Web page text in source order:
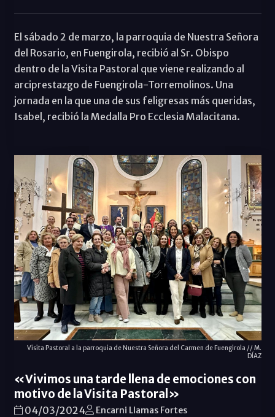
El sábado 2 de marzo, la parroquia de Nuestra Señora
del Rosario, en Fuengirola, recibió al Sr. Obispo
dentro de la Visita Pastoral que viene realizando al
arciprestazgo de Fuengirola-Torremolinos. Una
jornada en la que una de sus feligresas más queridas,
Isabel, recibió la Medalla Pro Ecclesia Malacitana.
Visita Pastoral a la parroquia de Nuestra Señora del Carmen de Fuengirola // M.
DÍAZ
«Vivimos una tarde llena de emociones con
motivo de la Visita Pastoral»
04/03/2024 Encarni Llamas Fortes